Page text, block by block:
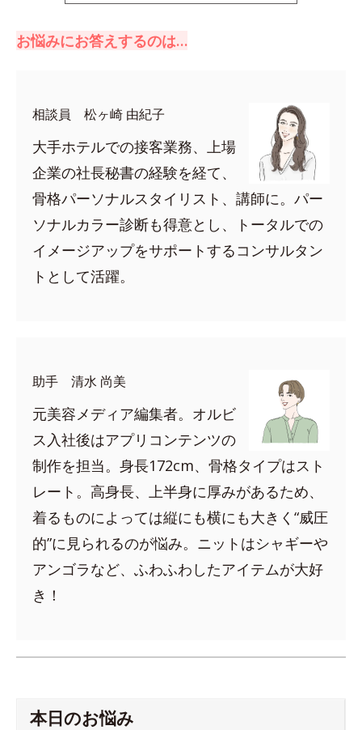
お悩みにお答えするのは…
相談員 松ヶ崎 由紀子
大手ホテルでの接客業務、上場
企業の社長秘書の経験を経て、
骨格パーソナルスタイリスト、講師に。パー
ソナルカラー診断も得意とし、トータルでの
イメージアップをサポートするコンサルタン
トとして活躍。
助手 清水 尚美
元美容メディア編集者。オルビ
ス入社後はアプリコンテンツの
制作を担当。身長172cm、骨格タイプはスト
レート。高身長、上半身に厚みがあるため、
着るものによっては縦にも横にも大きく“威圧
的”に見られるのが悩み。ニットはシャギーや
アンゴラなど、ふわふわしたアイテムが大好
き！
本日のお悩み